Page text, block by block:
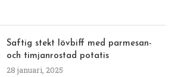
Saftig stekt lövbiff med parmesan-
och timjanrostad potatis
28 januari, 2025